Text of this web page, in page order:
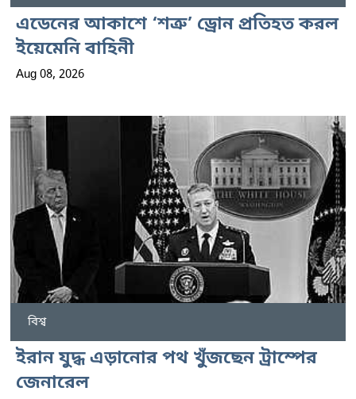
এডেনের আকাশে ‘শত্রু’ ড্রোন প্রতিহত করল
ইয়েমেনি বাহিনী
Aug 08, 2026
বিশ্ব
ইরান যুদ্ধ এড়ানোর পথ খুঁজছেন ট্রাম্পের
জেনারেল